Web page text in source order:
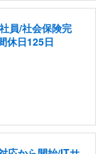
員/社会保険完
休日125日